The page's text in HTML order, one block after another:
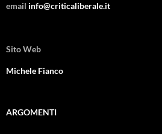
email info@criticaliberale.it
Sito Web
Michele Fianco
ARGOMENTI